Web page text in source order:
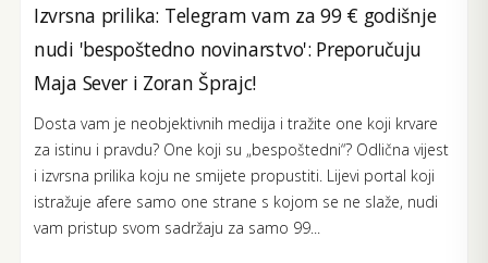
Izvrsna prilika: Telegram vam za 99 € godišnje
nudi 'bespoštedno novinarstvo': Preporučuju
Maja Sever i Zoran Šprajc!
Dosta vam je neobjektivnih medija i tražite one koji krvare
za istinu i pravdu? One koji su „bespoštedni“? Odlična vijest
i izvrsna prilika koju ne smijete propustiti. Lijevi portal koji
istražuje afere samo one strane s kojom se ne slaže, nudi
vam pristup svom sadržaju za samo 99...